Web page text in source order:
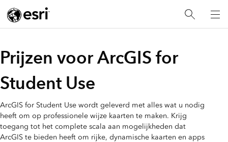
Prijzen voor ArcGIS for
Student Use
ArcGIS for Student Use wordt geleverd met alles wat u nodig
heeft om op professionele wijze kaarten te maken. Krijg
toegang tot het complete scala aan mogelijkheden dat
ArcGIS te bieden heeft om rijke, dynamische kaarten en apps